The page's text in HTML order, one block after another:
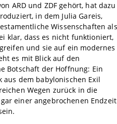
ARD und ZDF gehört, hat dazu
in dem Julia Gareis,
Wissenschaften als
klar, dass es nicht funktioniert,
und sie auf ein modernes
es mit Blick auf den
Botschaft der Hoffnung: Ein
dem babylonischen Exil
Wegen zurück in die
einer angebrochenen Endzeit